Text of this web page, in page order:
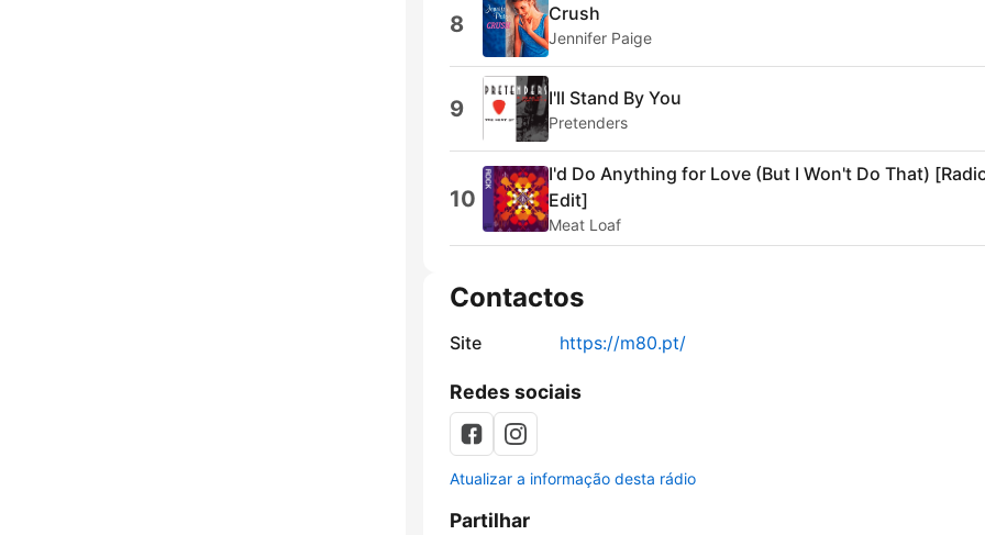
8 Crush
Jennifer Paige
9 I'll Stand By You
Pretenders
10
I'd Do Anything for Love (But I Won't Do That)
Edit]
Meat Loaf
Contactos
Site https://m80.pt/
Redes sociais
Atualizar a informação desta rádio
Partilhar